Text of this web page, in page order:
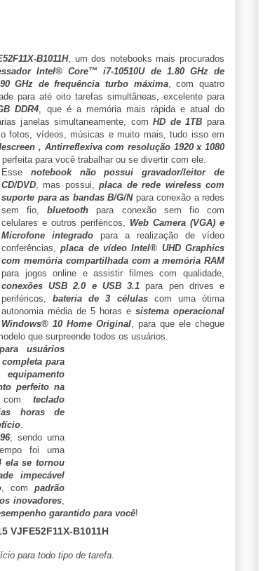
B1011H, um dos notebooks mais procurados
Intel® Core™ i7-10510U de 1.80 GHz de
GHz de frequência turbo máxima, com quatro
para até oito tarefas simultâneas, excelente para
DDR4, que é a memória mais rápida e atual do
janelas simultaneamente, comHD de 1TB para
fotos, vídeos, músicas e muito mais, tudo isso em
, Antirreflexiva com resolução 1920 x 1080
perfeita para você trabalhar ou se divertir com ele.
Esse notebook não possui gravador/leitor de
CD/DVD, mas possui,placa de rede wireless com
suporte para as bandas B/G/Npara conexão a redes
sem fio,bluetooth para conexão sem fio com
celulares e outros periféricos, Web Camera (VGA) e
Microfone integrado para a realização de vídeo
conferências,placa de vídeo Intel® UHD Graphics
com memória compartilhada com a memória RAM
para jogos online e assistir filmes com qualidade,
conexões USB 2.0 e USB 3.1 para pen drives e
periféricos,bateria de 3 célulascom uma ótima
autonomia média de 5 horas e sistema operacional
Windows® 10 Home Original, para que ele chegue
que surpreende todos os usuários.
usuários
para
perfeito na
teclado
horas de
.
, sendo uma
foi uma
ela se tornou
impecável
, com padrão
inovadores,
garantido para você!
VJFE52F11X-B1011H
para todo tipo de tarefa.